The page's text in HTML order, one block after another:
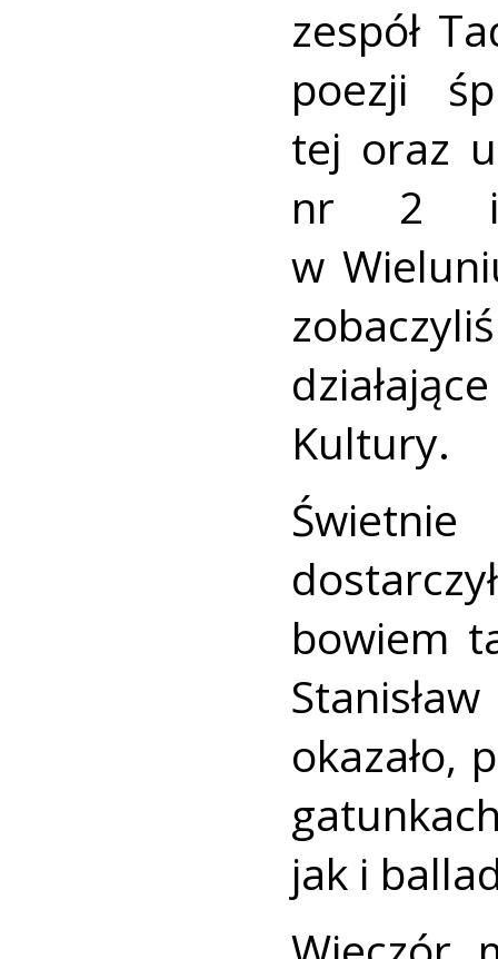
zespół
poezji
tej oraz
nr 2
w
Kultury.
bowiem
okazało,
jak i